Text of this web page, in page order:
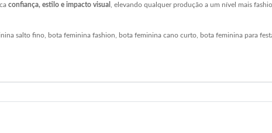
confiança, estilo e impacto visual , elevando qualquer produção a um nível mais
salto fino, bota feminina fashion, bota feminina cano curto, bota feminina para